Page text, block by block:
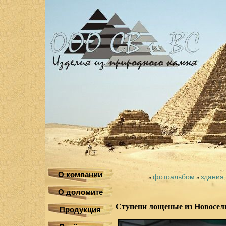
О компании
О доломите
Продукция
» фотоальбом »
Ступени лощеные из